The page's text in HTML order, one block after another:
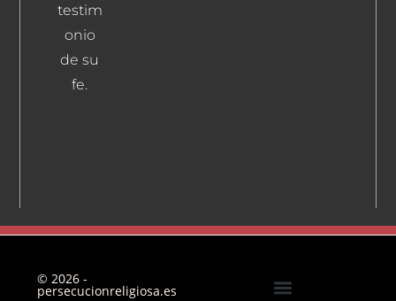
testim
onio
de su
fe.
© 2026 -
persecucionreligiosa.es